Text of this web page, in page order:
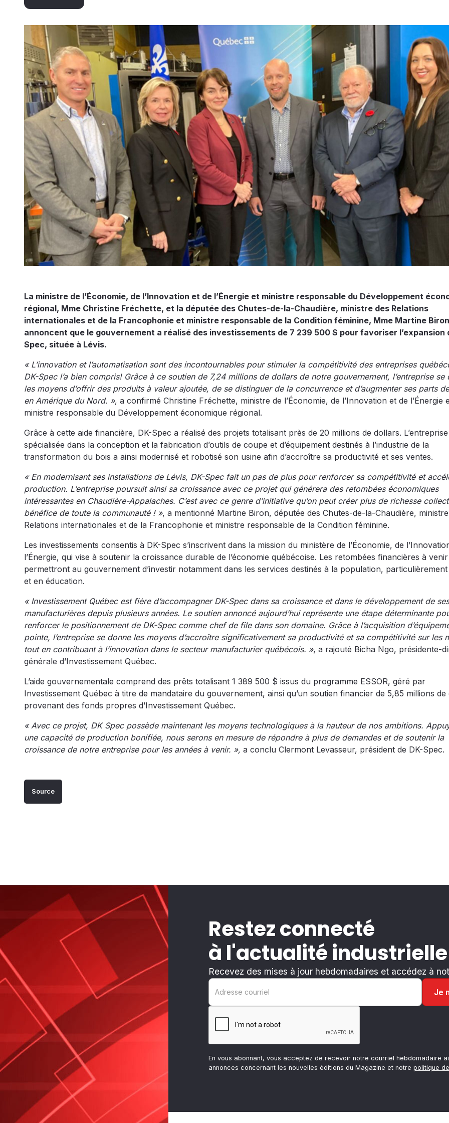
La ministre de l’Économie, de l’Innovation et de l’Énergie et ministre responsable du Développement
régional, Mme Christine Fréchette, et la députée des Chutes-de-la-Chaudière, ministre des Relations
internationales et de la Francophonie et ministre responsable de la Condition féminine, Mme Martine
annoncent que le gouvernement a réalisé des investissements de 7 239 500 $ pour favoriser l’expansion
Spec, située à Lévis.
« L’innovation et l’automatisation sont des incontournables pour stimuler la compétitivité des entreprises
DK-Spec l’a bien compris! Grâce à ce soutien de 7,24 millions de dollars de notre gouvernement, l’entreprise se
les moyens d’offrir des produits à valeur ajoutée, de se distinguer de la concurrence et d’augmenter ses parts
en Amérique du Nord. », a confirmé Christine Fréchette, ministre de l’Économie, de l’Innovation et de l’Énergie
ministre responsable du Développement économique régional.
Grâce à cette aide financière, DK-Spec a réalisé des projets totalisant près de 20 millions de dollars. L’entreprise
spécialisée dans la conception et la fabrication d’outils de coupe et d’équipement destinés à l’industrie de la
transformation du bois a ainsi modernisé et robotisé son usine afin d’accroître sa productivité et ses ventes.
« En modernisant ses installations de Lévis, DK-Spec fait un pas de plus pour renforcer sa compétitivité et
production. L’entreprise poursuit ainsi sa croissance avec ce projet qui générera des retombées économiques
intéressantes en Chaudière-Appalaches. C’est avec ce genre d’initiative qu’on peut créer plus de richesse
bénéfice de toute la communauté ! », a mentionné Martine Biron, députée des Chutes-de-la-Chaudière,
Relations internationales et de la Francophonie et ministre responsable de la Condition féminine.
Les investissements consentis à DK-Spec s’inscrivent dans la mission du ministère de l’Économie, de
l’Énergie, qui vise à soutenir la croissance durable de l’économie québécoise. Les retombées financières à venir
permettront au gouvernement d’investir notamment dans les services destinés à la population,
et en éducation.
« Investissement Québec est fière d’accompagner DK-Spec dans sa croissance et dans le développement de
manufacturières depuis plusieurs années. Le soutien annoncé aujourd’hui représente une étape déterminante
renforcer le positionnement de DK-Spec comme chef de file dans son domaine. Grâce à l’acquisition
pointe, l’entreprise se donne les moyens d’accroître significativement sa productivité et sa compétitivité sur les
tout en contribuant à l’innovation dans le secteur manufacturier québécois. », a rajouté Bicha Ngo, présidente-
générale d’Investissement Québec.
L’aide gouvernementale comprend des prêts totalisant 1 389 500 $ issus du programme ESSOR, géré par
Investissement Québec à titre de mandataire du gouvernement, ainsi qu’un soutien financier de 5,85 millions de
provenant des fonds propres d’Investissement Québec.
« Avec ce projet, DK Spec possède maintenant les moyens technologiques à la hauteur de nos ambitions.
une capacité de production bonifiée, nous serons en mesure de répondre à plus de demandes et de soutenir la
croissance de notre entreprise pour les années à venir. », a conclu Clermont Levasseur, président de DK-Spec.
Source
Restez connecté
à l'actualité
Recevez des mises à jour hebdomadaires et accédez à
En vous abonnant, vous acceptez de recevoir notre courriel hebdomadaire
annonces concernant les nouvelles éditions du Magazine et notre politique